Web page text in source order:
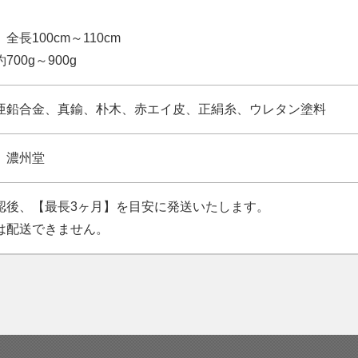
【使用期限】5年
※居合道に使用
全長100cm～110cm
700g～900g
鉛合金、真鍮、朴木、赤エイ皮、正絹糸、ウレタン塗料
州堂
後、【最長3ヶ月】を目安に発送いたします。
送できません。